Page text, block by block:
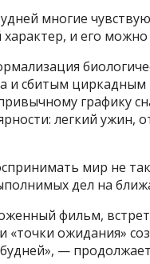
многие
и его
и сбитым
графику
легкий ужин,
мир не
дел на
фильм,
«точки ожидания»
— продолжает